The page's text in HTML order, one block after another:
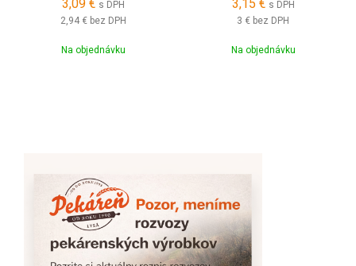
3,09 € s DPH
2,94 € bez DPH
Na objednávku
3,15 € s DPH
3 € bez DPH
Na objednávku